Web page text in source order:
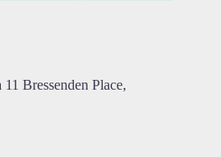
Bressenden Place,